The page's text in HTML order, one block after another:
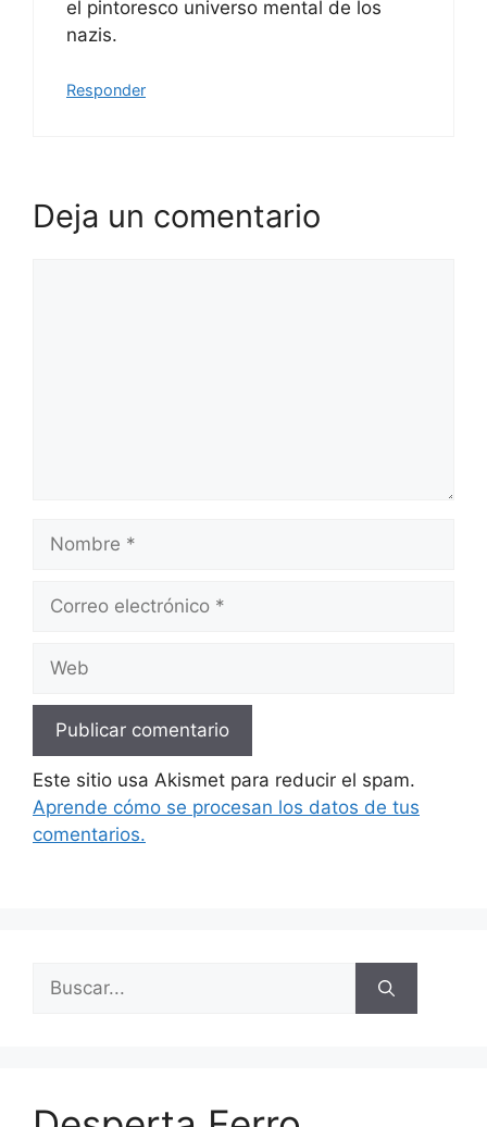
el pintoresco universo mental de los
nazis.
Responder
Deja un comentario
electrónico
Este sitio usa Akismet para reducir el spam.
Aprende cómo se procesan los datos de tus
comentarios.
Buscar: